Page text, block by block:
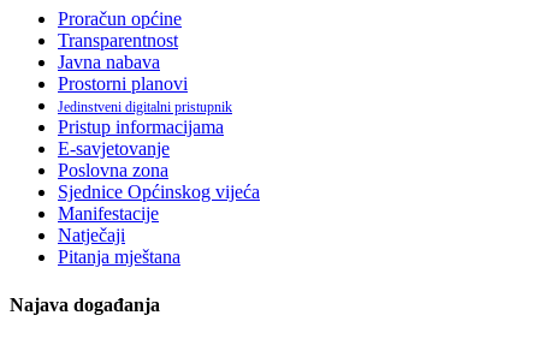
Proračun općine
Transparentnost
Javna nabava
Prostorni planovi
Jedinstveni digitalni pristupnik
Pristup informacijama
E-savjetovanje
Poslovna zona
Sjednice Općinskog vijeća
Manifestacije
Natječaji
Pitanja mještana
Najava događanja